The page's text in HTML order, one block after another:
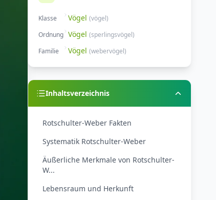
Klasse Vögel (vögel)
Ordnung Vögel (sperlingsvögel)
Familie
Vögel (webervögel)
Inhaltsverzeichnis
Rotschulter-Weber Fakten
Systematik Rotschulter-Weber
Äußerliche Merkmale von Rotschulter-
W...
Lebensraum und Herkunft